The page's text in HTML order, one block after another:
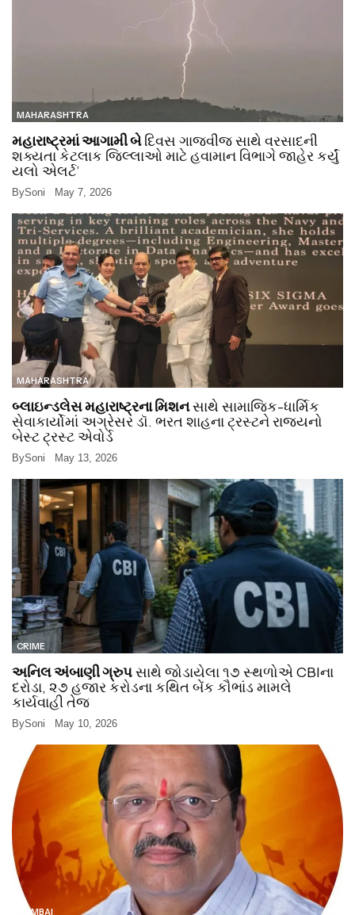
MAHARASHTRA
મહારાષ્ટ્રમાં આગામી બેદિવસ ગાજવીજ સાથે વરસાદની
શક્યતા કેટલાક જિલ્લાઓ માટે હવામાન વિભાગે જાહેર કર્યું
યલો એલર્ટ’
BySoni May 7, 2026
MAHARASHTRA
બ્લાઇન્ડલેસ મહારાષ્ટ્રના મિશનસાથે સામાજિક-ધાર્મિક
સેવાકાર્યોમાં અગ્રેસર ડૉ. ભરત શાહના ટ્રસ્ટને રાજ્યનો
બેસ્ટ ટ્રસ્ટ એવોર્ડ
BySoni May 13, 2026
CRIME
અનિલ અંબાણી ગ્રુપસાથે જોડાયેલા ૧૭ સ્થળોએ CBIના
દરોડા, ૨૭ હજાર કરોડના કથિત બેંક કૌભાંડ મામલે
કાર્યવાહી તેજ
BySoni May 10, 2026
MUMBAI